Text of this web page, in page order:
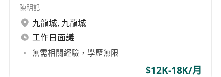
陳明記
九龍城, 九龍城
工作日面議
無需相關經驗，學歷無限
$12K-18K/月